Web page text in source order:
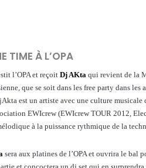
TIME À L’OPA
l’OPA et reçoit Dj AKta qui revient de la
que se soit dans les free party dans
est un artiste avec une culture musicale
EWIcrew (EWIcrew TOUR 2012,
à la puissance rythmique de la
sera aux platines de l’OPA et ouvrira le bal